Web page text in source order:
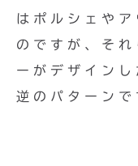
はポルシェや
のですが、そ
ーがデザイン
逆のパターンで